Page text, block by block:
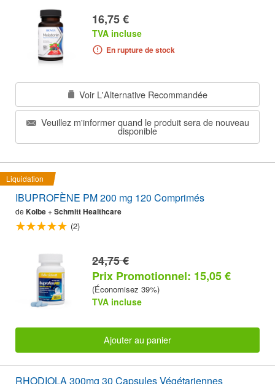
16,75 €
TVA incluse
En rupture de stock
Voir L'Alternative Recommandée
Veuillez m'informer quand le produit sera de nouveau
disponible
Liquidation
IBUPROFÈNE PM 200 mg 120 Comprimés
de Kolbe + Schmitt Healthcare
(2)
24,75 €
Prix Promotionnel: 15,05 €
(Économisez 39%)
TVA incluse
Ajouter au panier
RHODIOLA 300mg 30 Capsules Végétariennes